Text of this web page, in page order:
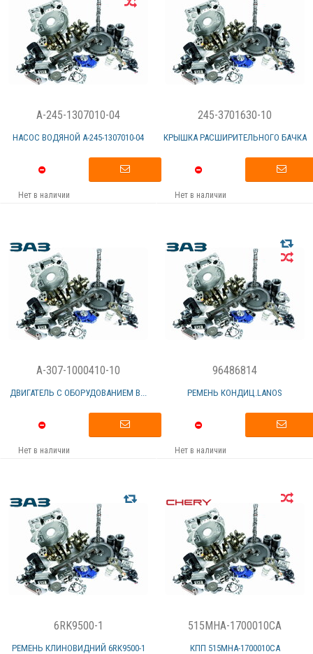
A-245-1307010-04
НАСОС ВОДЯНОЙ А-245-1307010-04
Нет в наличии
245-3701630-10
КРЫШКА РАСШИРИТЕЛЬНОГО БАЧКА
Нет в наличии
A-307-1000410-10
ДВИГАТЕЛЬ С ОБОРУДОВАНИЕМ В...
Нет в наличии
96486814
РЕМЕНЬ КОНДИЦ.LANOS
Нет в наличии
6RK9500-1
РЕМЕНЬ КЛИНОВИДНИЙ 6RК9500-1
515MHA-1700010CA
КПП 515МНА-1700010СА